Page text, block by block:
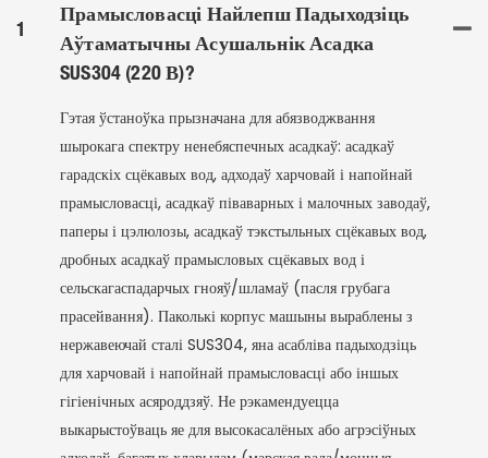
1
Прамысловасці Найлепш Падыходзіць
Аўтаматычны Асушальнік Асадка
SUS304 (220 В)?
Гэтая ўстаноўка прызначана для абязводжвання
шырокага спектру ненебяспечных асадкаў: асадкаў
гарадскіх сцёкавых вод, адходаў харчовай і напойнай
прамысловасці, асадкаў піваварных і малочных заводаў,
паперы і цэлюлозы, асадкаў тэкстыльных сцёкавых вод,
дробных асадкаў прамысловых сцёкавых вод і
сельскагаспадарчых гнояў/шламаў (пасля грубага
прасейвання). Паколькі корпус машыны выраблены з
нержавеючай сталі SUS304, яна асабліва падыходзіць
для харчовай і напойнай прамысловасці або іншых
гігіенічных асяроддзяў. Не рэкамендуецца
выкарыстоўваць яе для высокасалёных або агрэсіўных